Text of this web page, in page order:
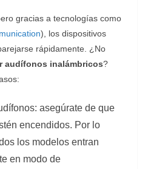
gracias a tecnologías como
), los dispositivos
rápidamente. ¿No
audífonos inalámbricos?
asegúrate de que
encendidos. Por lo
los modelos entran
en modo de